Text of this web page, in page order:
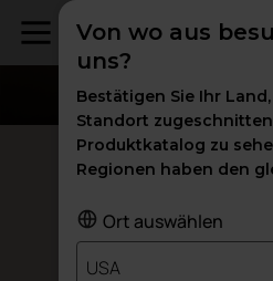
Owwi by
Unterstützt
Von wo aus
uns?
Bestätigen Sie Ihr
Standort
Produktkatalog zu
Regionen haben den
Ort auswählen
USA